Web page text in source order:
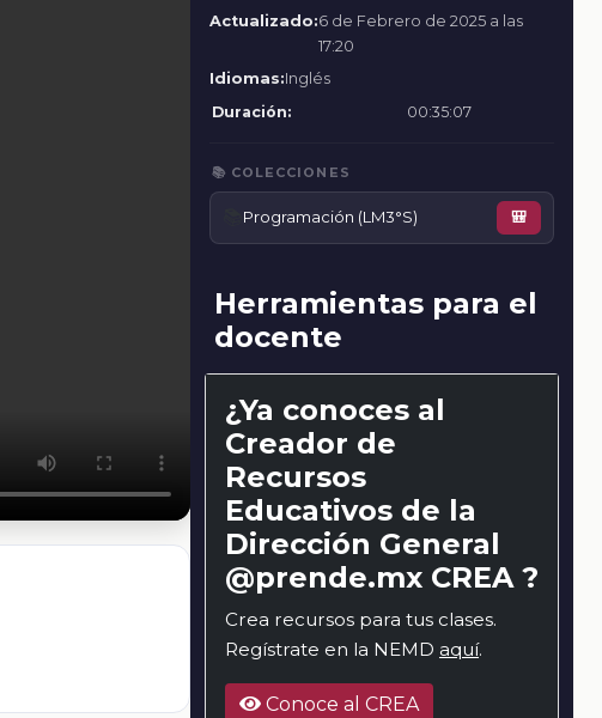
Actualizado:6 de Febrero de 2025 a las
17:20
Idiomas:Inglés
Duración:
00:35:07
📚 COLECCIONES
Programación (LM3°S) 🎒
Herramientas para el
docente
¿Ya conoces al
Creador de
Recursos
Educativos de la
Dirección General
@prende.mx CREA ?
Crea recursos para tus clases.
Regístrate en la NEMD aquí.
Conoce al CREA